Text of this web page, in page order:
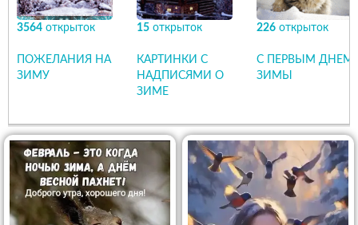
3564 открыток
ПОЖЕЛАНИЯ НА
ЗИМУ
15 открыток
КАРТИНКИ С
НАДПИСЯМИ О
ЗИМЕ
226 открыток
С ПЕРВЫМ ДНЕМ
ЗИМЫ